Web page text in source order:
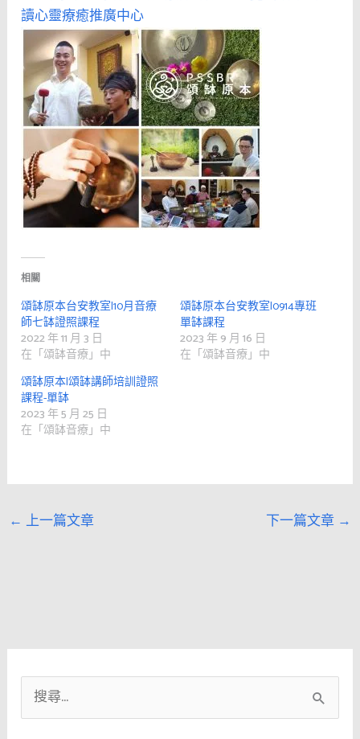
讀心靈療癒推廣中心
相關
頌缽原本台安教室|10月音療
師七缽證照課程
2022 年 11 月 3 日
在「頌缽音療」中
頌缽原本台安教室|0914專班
單缽課程
2023 年 9 月 16 日
在「頌缽音療」中
頌缽原本|頌缽講師培訓證照
課程-單缽
2023 年 5 月 25 日
在「頌缽音療」中
← 上一篇文章 下一篇文章 →
尋